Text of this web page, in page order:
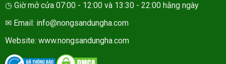
◷ Giờ mở cửa 07:00 - 12:00 và 13:30 - 22:00 hằng ngày
✉ Email: info@nongsandungha.com
Website: www.nongsandungha.com